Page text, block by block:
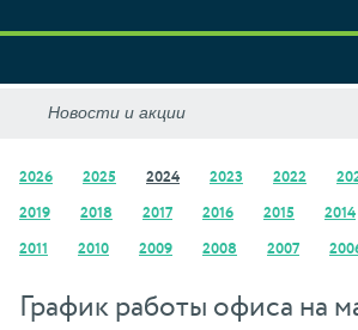
2026 2025 2024 2023 2022
2019 2018 2017 2016 2015 2014
2011 2010 2009 2008 2007
График работы офиса на